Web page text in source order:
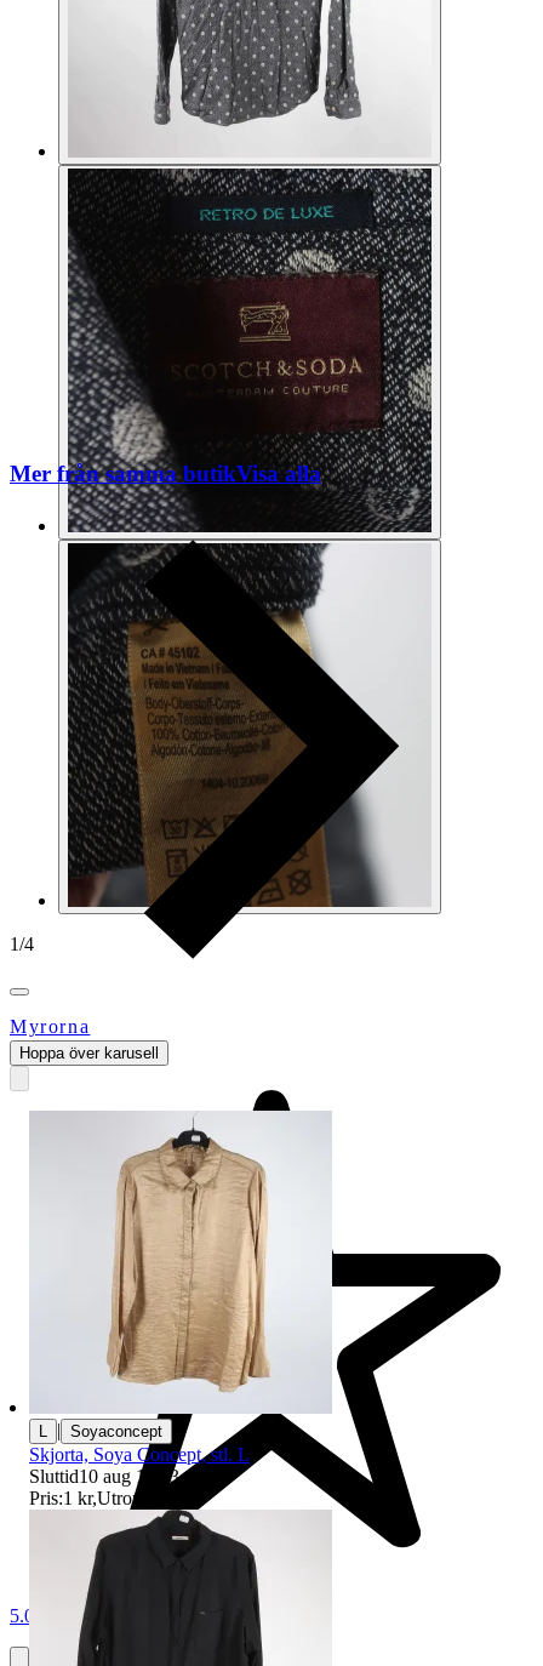
1/4
Myrorna
5.0
Mer från samma butikVisa alla
Hoppa över karusell
| Soyaconcept
Skjorta, Soya Concept, stl. L
Sluttid10 aug 18:33.
Pris:1 kr,Utropspris